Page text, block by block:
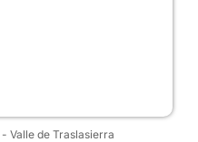
- Valle de Traslasierra